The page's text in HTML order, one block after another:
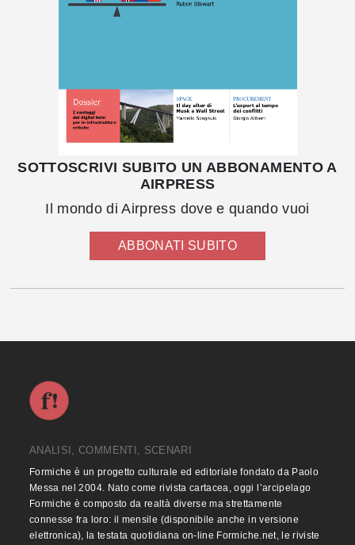
SOTTOSCRIVI SUBITO UN ABBONAMENTO A
AIRPRESS
Il mondo di Airpress dove e quando vuoi
ABBONATI SUBITO
ANALISI, COMMENTI, SCENARI
Formiche è un progetto culturale ed editoriale fondato da Paolo
Messa nel 2004. Nato come rivista cartacea, oggi l’arcipelago
Formiche è composto da realtà diverse ma strettamente
connesse fra loro: il mensile (disponibile anche in versione
elettronica), la testata quotidiana on-line Formiche.net, le riviste